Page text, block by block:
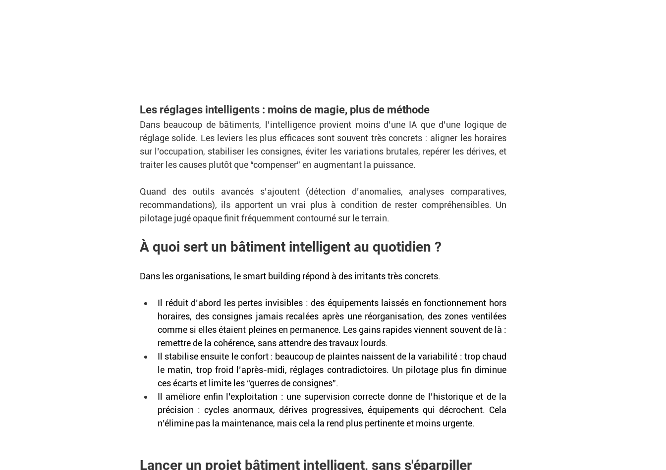
Les réglages intelligents : moins de magie, plus de méthode
Dans beaucoup de bâtiments, l’intelligence provient moins d’une IA que d’une logique de
réglage solide. Les leviers les plus efficaces sont souvent très concrets : aligner les horaires
sur l’occupation, stabiliser les consignes, éviter les variations brutales, repérer les dérives, et
traiter les causes plutôt que “compenser” en augmentant la puissance.
Quand des outils avancés s’ajoutent (détection d’anomalies, analyses comparatives,
recommandations), ils apportent un vrai plus à condition de rester compréhensibles. Un
pilotage jugé opaque finit fréquemment contourné sur le terrain.
À quoi sert un bâtiment intelligent au quotidien ?
Dans les organisations, le smart building répond à des irritants très concrets.
Il réduit d’abord les pertes invisibles : des équipements laissés en fonctionnement hors
horaires, des consignes jamais recalées après une réorganisation, des zones ventilées
comme si elles étaient pleines en permanence. Les gains rapides viennent souvent de là :
remettre de la cohérence, sans attendre des travaux lourds.
Il stabilise ensuite le confort : beaucoup de plaintes naissent de la variabilité : trop chaud
le matin, trop froid l’après-midi, réglages contradictoires. Un pilotage plus fin diminue
ces écarts et limite les “guerres de consignes”.
Il améliore enfin l’exploitation : une supervision correcte donne de l’historique et de la
précision : cycles anormaux, dérives progressives, équipements qui décrochent. Cela
n’élimine pas la maintenance, mais cela la rend plus pertinente et moins urgente.
Lancer un projet bâtiment intelligent, sans s'éparpiller